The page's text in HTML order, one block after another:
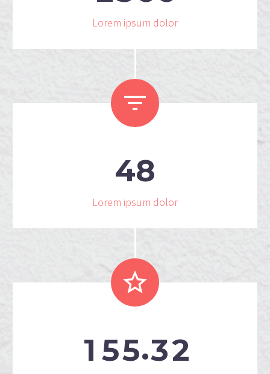
Lorem ipsum dolor


48
Lorem ipsum dolor


1 55.32